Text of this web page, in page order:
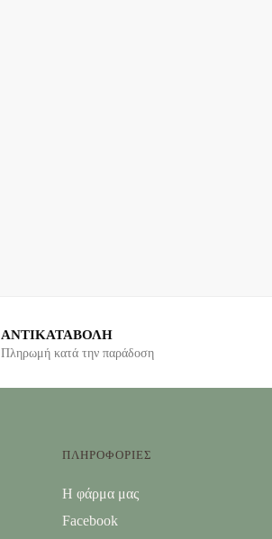
ΑΝΤΙΚΑΤΑΒΟΛΗ
Πληρωμή κατά την παράδοση
ΠΛΗΡΟΦΟΡΙΕΣ
Η φάρμα μας
Facebook